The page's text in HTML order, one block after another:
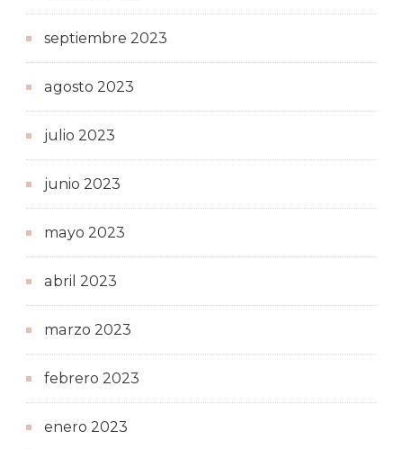
septiembre 2023
agosto 2023
julio 2023
junio 2023
mayo 2023
abril 2023
marzo 2023
febrero 2023
enero 2023